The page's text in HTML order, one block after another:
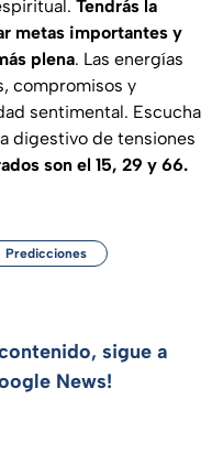
Tendrás la
metas importantes y
plena. Las energías
compromisos y
sentimental. Escucha
digestivo de tensiones
son el 15, 29 y 66.
Predicciones
sigue a
News!